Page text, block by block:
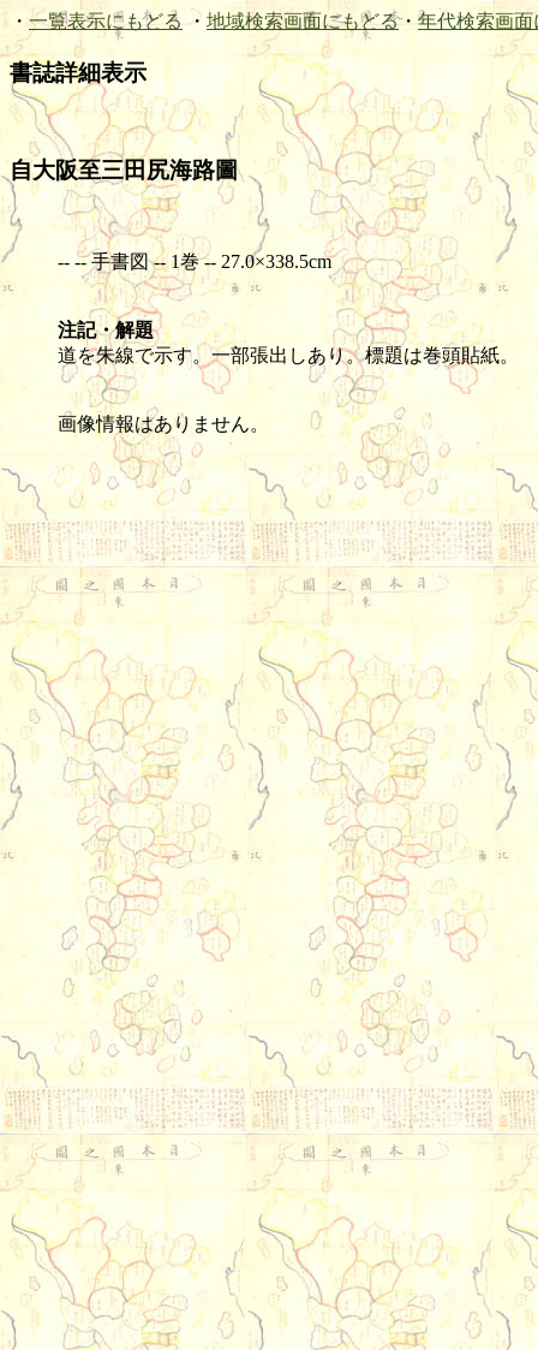
・ 一覧表示にもどる ・ 地域検索画面にもどる・ 年代検索画面
書誌詳細表示
自大阪至三田尻海路圖
-- -- 手書図 -- 1巻 -- 27.0×338.5cm
注記・解題
道を朱線で示す。一部張出しあり。標題は巻頭貼紙。
画像情報はありません。